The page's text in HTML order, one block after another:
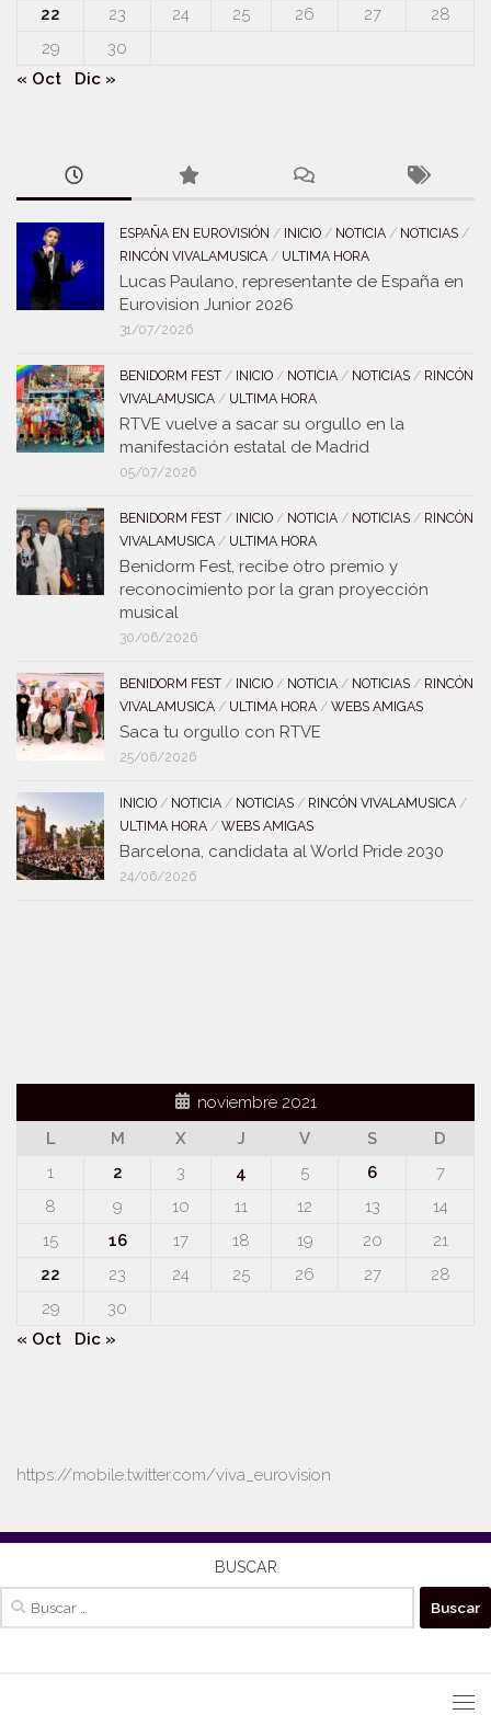
22
23 24 25 26 27
28
29
30
« Oct
Dic »
ESPAÑA EN EUROVISIÓN / INICIO / NOTICIA / NOTICIAS /
RINCÓN VIVALAMUSICA / ULTIMA HORA
Lucas Paulano, representante de España en
Eurovision Junior 2026
31/07/2026
BENIDORM FEST / INICIO / NOTICIA / NOTICIAS / RINCÓN
VIVALAMUSICA / ULTIMA HORA
RTVE vuelve a sacar su orgullo en la
manifestación estatal de Madrid
05/07/2026
BENIDORM FEST / INICIO / NOTICIA / NOTICIAS / RINCÓN
VIVALAMUSICA / ULTIMA HORA
Benidorm Fest, recibe otro premio y
reconocimiento por la gran proyección
musical
30/06/2026
BENIDORM FEST / INICIO / NOTICIA / NOTICIAS / RINCÓN
VIVALAMUSICA / ULTIMA HORA / WEBS AMIGAS
Saca tu orgullo con RTVE
25/06/2026
INICIO / NOTICIA / NOTICIAS / RINCÓN VIVALAMUSICA /
ULTIMA HORA / WEBS AMIGAS
Barcelona, candidata al World Pride 2030
24/06/2026
noviembre 2021
L
M X J V S
D
1
2 3 4 5 6
7
8
9 10 11 12 13
14
15
16 17 18 19 20
21
22
23 24 25 26 27
28
29
30
« Oct
Dic »
https://mobile.twitter.com/viva_eurovision
BUSCAR